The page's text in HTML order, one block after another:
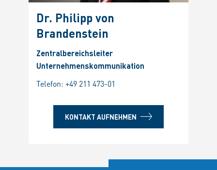
Dr. Philipp von
Brandenstein
Zentralbereichsleiter
Unternehmenskommunikation
Telefon: +49 211 473-01
KONTAKT AUFNEHMEN